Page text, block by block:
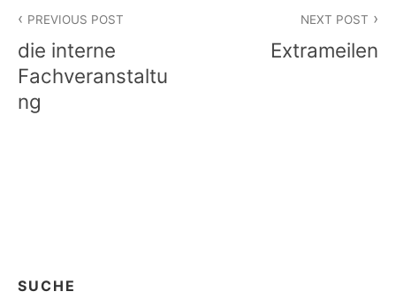
PREVIOUS POST
die interne
Fachveranstaltu
ng
NEXT POST
Extrameilen
SUCHE